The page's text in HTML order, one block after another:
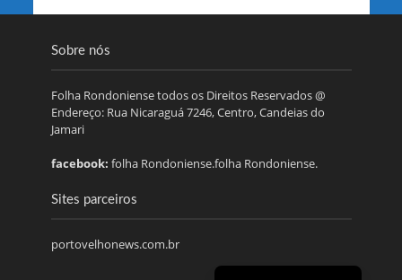
Sobre nós
Folha Rondoniense todos os Direitos Reservados @
Endereço: Rua Nicaraguá 7246, Centro, Candeias do
Jamari
facebook: folha Rondoniense.folha Rondoniense.
Sites parceiros
portovelhonews.com.br